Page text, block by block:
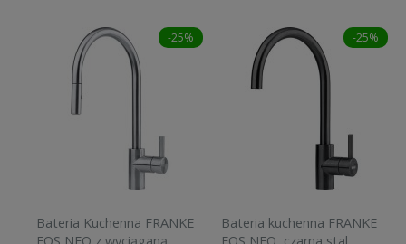
-25%
Bateria Kuchenna FRANKE
-25%
Bateria kuchenna FRANKE